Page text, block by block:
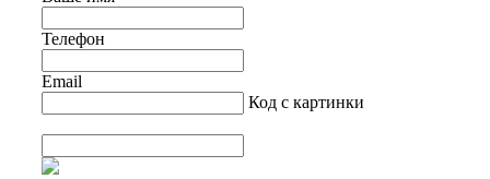
Телефон
Email
Код с картинки